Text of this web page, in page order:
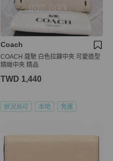
Coach
COACH 蔻馳 白色拉鍊中夾 可愛造型
精緻中夾 精品
TWD 1,440
狀況尚可 本地 免運